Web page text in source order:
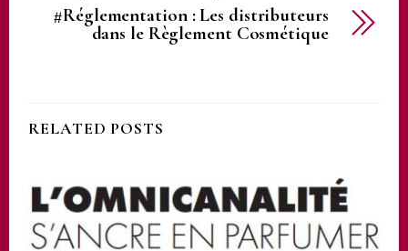
#Réglementation : Les distributeurs
dans le Règlement Cosmétique
RELATED POSTS